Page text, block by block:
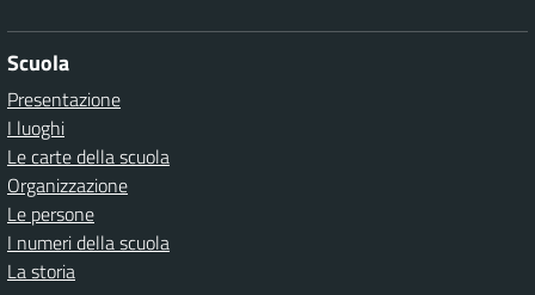
Scuola
Presentazione
I luoghi
Le carte della scuola
Organizzazione
Le persone
I numeri della scuola
La storia